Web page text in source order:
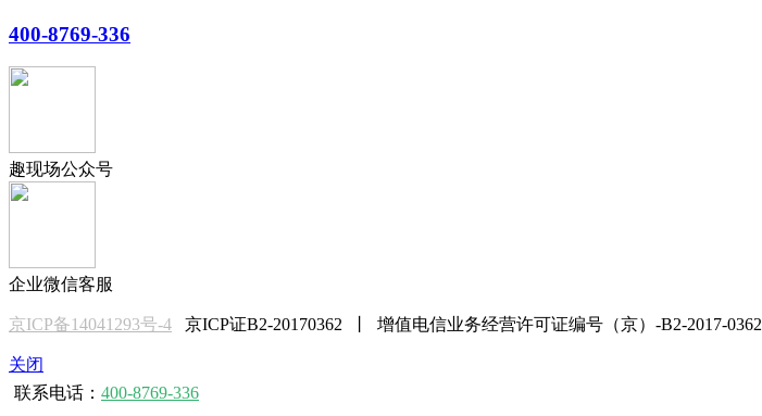
400-8769-336
趣现场公众号
企业微信客服
京ICP备14041293号-4 京ICP证B2-20170362 丨 增值电信业务经营许可证编号（京）-B2-2017-0362
关闭
联系电话： 400-8769-336